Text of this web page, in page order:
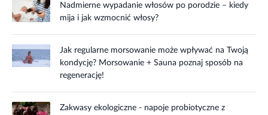
Nadmierne wypadanie włosów po porodzie – kiedy
mija i jak wzmocnić włosy?
Jak regularne morsowanie może wpływać na Twoją
kondycję? Morsowanie + Sauna poznaj sposób na
regenerację!
Zakwasy ekologiczne - napoje probiotyczne z